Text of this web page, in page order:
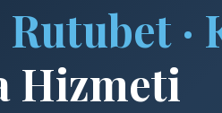
Rutubet ·
Hizmeti